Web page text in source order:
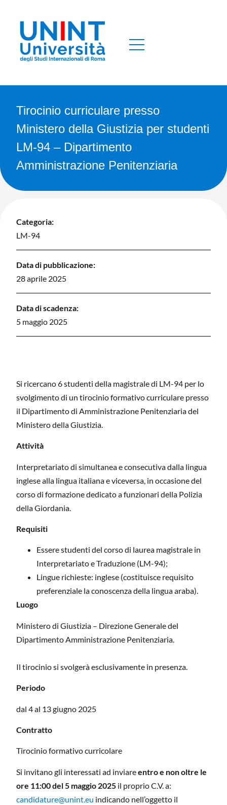
Tirocinio curriculare presso
Ministero della Giustizia per studenti
LM-94 – Dipartimento
Amministrazione Penitenziaria
Categoria:
LM-94
Data di pubblicazione:
28 aprile 2025
Data di scadenza:
5 maggio 2025
Si ricercano 6 studenti della magistrale di LM-94 per lo
svolgimento di un tirocinio formativo curriculare presso
il Dipartimento di Amministrazione Penitenziaria del
Ministero della Giustizia.
Attività
Interpretariato di simultanea e consecutiva dalla lingua
inglese alla lingua italiana e viceversa, in occasione del
corso di formazione dedicato a funzionari della Polizia
della Giordania.
Requisiti
Essere studenti del corso di laurea magistrale in
Interpretariato e Traduzione (LM-94);
Lingue richieste: inglese (costituisce requisito
preferenziale la conoscenza della lingua araba).
Luogo
Ministero di Giustizia – Direzione Generale del
Dipartimento Amministrazione Penitenziaria.
Il tirocinio si svolgerà esclusivamente in presenza.
Periodo
dal 4 al 13 giugno 2025
Contratto
Tirocinio formativo curricolare
Si invitano gli interessati ad inviareentro e non oltre le
ore 11:00 del 5 maggio 2025 il proprio C.V. a:
candidature@unint.eu indicando nell’oggetto il